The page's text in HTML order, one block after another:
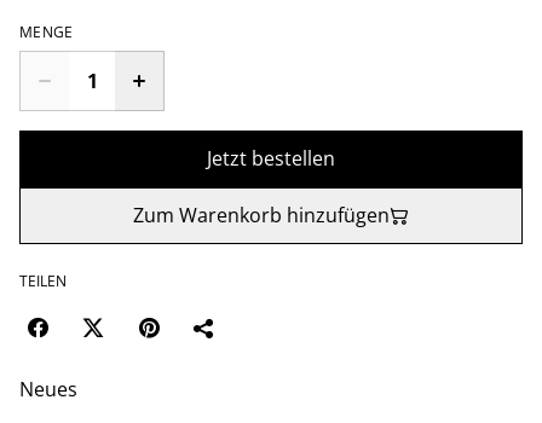
MENGE
Jetzt bestellen
Zum Warenkorb hinzufügen
TEILEN
Neues